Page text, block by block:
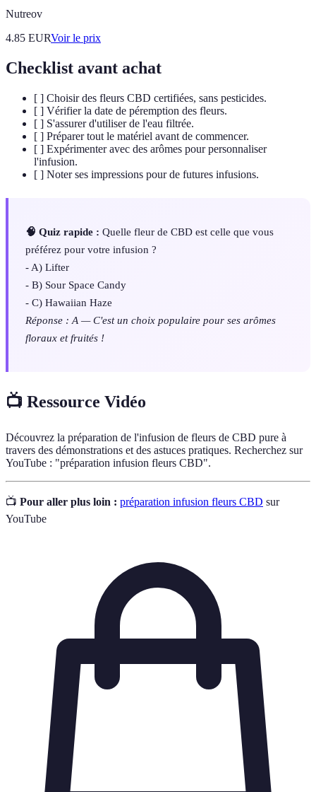
Nutreov
4.85 EURVoir le prix
Checklist avant achat
[ ] Choisir des fleurs CBD certifiées, sans pesticides.
[ ] Vérifier la date de péremption des fleurs.
[ ] S'assurer d'utiliser de l'eau filtrée.
[ ] Préparer tout le matériel avant de commencer.
[ ] Expérimenter avec des arômes pour personnaliser
l'infusion.
[ ] Noter ses impressions pour de futures infusions.
🧠 Quiz rapide : Quelle fleur de CBD est celle que vous
préférez pour votre infusion ?
- A) Lifter
- B) Sour Space Candy
- C) Hawaiian Haze
Réponse : A — C'est un choix populaire pour ses arômes
floraux et fruités !
📺 Ressource Vidéo
Découvrez la préparation de l'infusion de fleurs de CBD pure à
travers des démonstrations et des astuces pratiques. Recherchez sur
YouTube : "préparation infusion fleurs CBD".
📺 Pour aller plus loin : préparation infusion fleurs CBD sur
YouTube